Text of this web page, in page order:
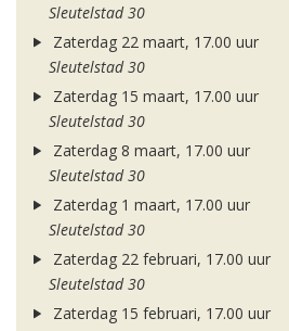
Sleutelstad 30
Zaterdag 22 maart, 17.00 uur
Sleutelstad 30
Zaterdag 15 maart, 17.00 uur
Sleutelstad 30
Zaterdag 8 maart, 17.00 uur
Sleutelstad 30
Zaterdag 1 maart, 17.00 uur
Sleutelstad 30
Zaterdag 22 februari, 17.00 uur
Sleutelstad 30
Zaterdag 15 februari, 17.00 uur